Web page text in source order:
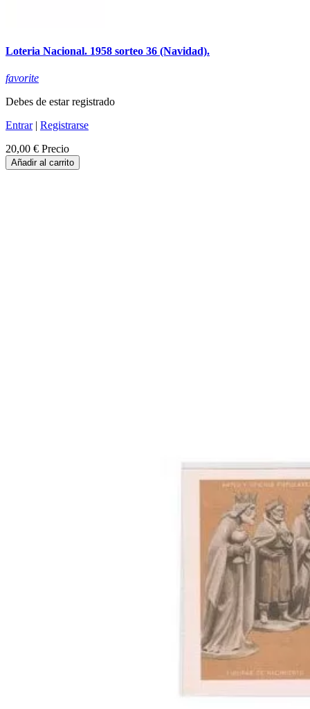
Loteria Nacional. 1958 sorteo 36 (Navidad).
favorite
Debes de estar registrado
Entrar| Registrarse
20,00 € Precio
Añadir al carrito